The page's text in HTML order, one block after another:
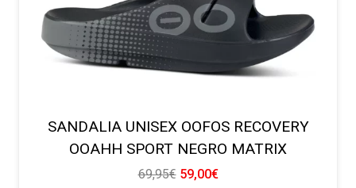
SANDALIA UNISEX OOFOS RECOVERY
OOAHH SPORT NEGRO MATRIX
69,95€ El
59,00€El